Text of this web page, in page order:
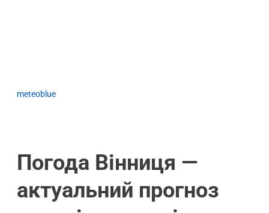
meteoblue
Погода Вінниця —
актуальний прогноз